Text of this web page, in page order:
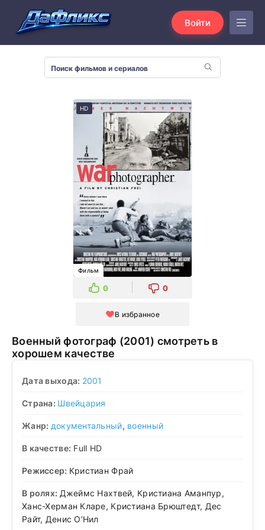
Войти
HD
Фильм
0 0
В избранное
Военный фотограф (2001) смотреть в
хорошем качестве
Дата выхода: 2001
Страна: Швейцария
Жанр: документальный, военный
В качестве: Full HD
Режиссер: Кристиан Фрай
В ролях: Джеймс Нахтвей, Кристиана Аманпур,
Ханс-Херман Кларе, Кристиана Брюштедт, Дес
Райт, Денис О’Нил